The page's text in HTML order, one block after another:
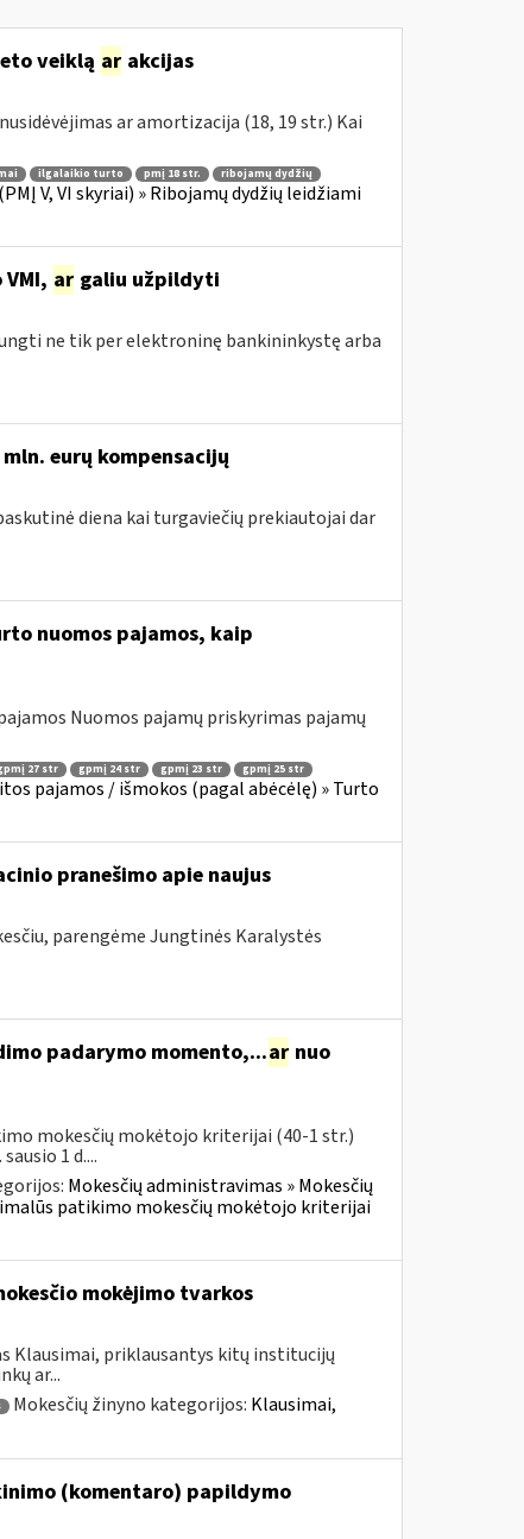
veiklą arakcijas
ar amortizacija (18, 19 str.) Kai
ilgalaikio turto pmį 18 str.
ribojamų dydžių
V, VI skyriai) » Ribojamų dydžių leidžiami
argaliu užpildyti
ne tik per elektroninę bankininkystę arba
eurų kompensacijų
diena kai turgaviečių prekiautojai dar
nuomos pajamos, kaip
Nuomos pajamų priskyrimas pajamų
27 str gpmį 24 str gpmį 23 str
gpmį 25 str
pajamos / išmokos (pagal abėcėlę) » Turto
pranešimo apie naujus
parengėme Jungtinės Karalystės
padarymo momento,...arnuo
mokesčių mokėtojo kriterijai (40-1 str.)
1 d....
Mokesčių administravimas » Mokesčių
patikimo mokesčių mokėtojo kriterijai
mokėjimo tvarkos
Klausimai, priklausantys kitų institucijų
ar...
Mokesčių žinyno kategorijos: Klausimai,
(komentaro) papildymo